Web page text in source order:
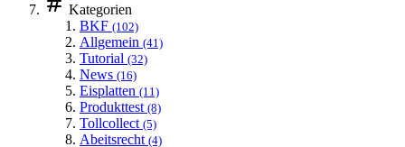
Kategorien
BKF (102)
Allgemein (41)
Tutorial (32)
News (16)
Eisplatten (11)
Produkttest (8)
Tollcollect (5)
Abeitsrecht (4)